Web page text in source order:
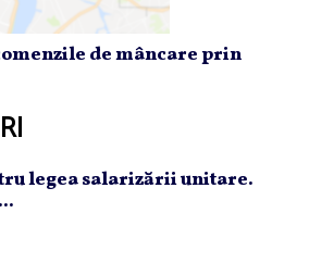
de mâncare prin
legea salarizării unitare.